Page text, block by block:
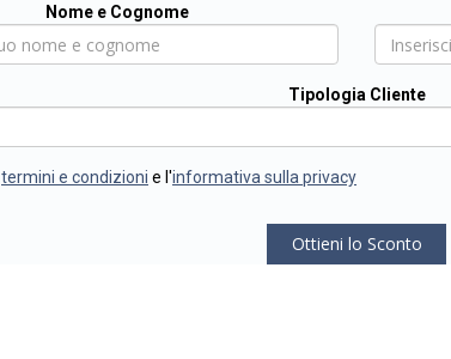
Nome e Cognome
Tipologia Cliente
termini e condizioni e l'informativa sulla privacy
Ottieni lo Sconto